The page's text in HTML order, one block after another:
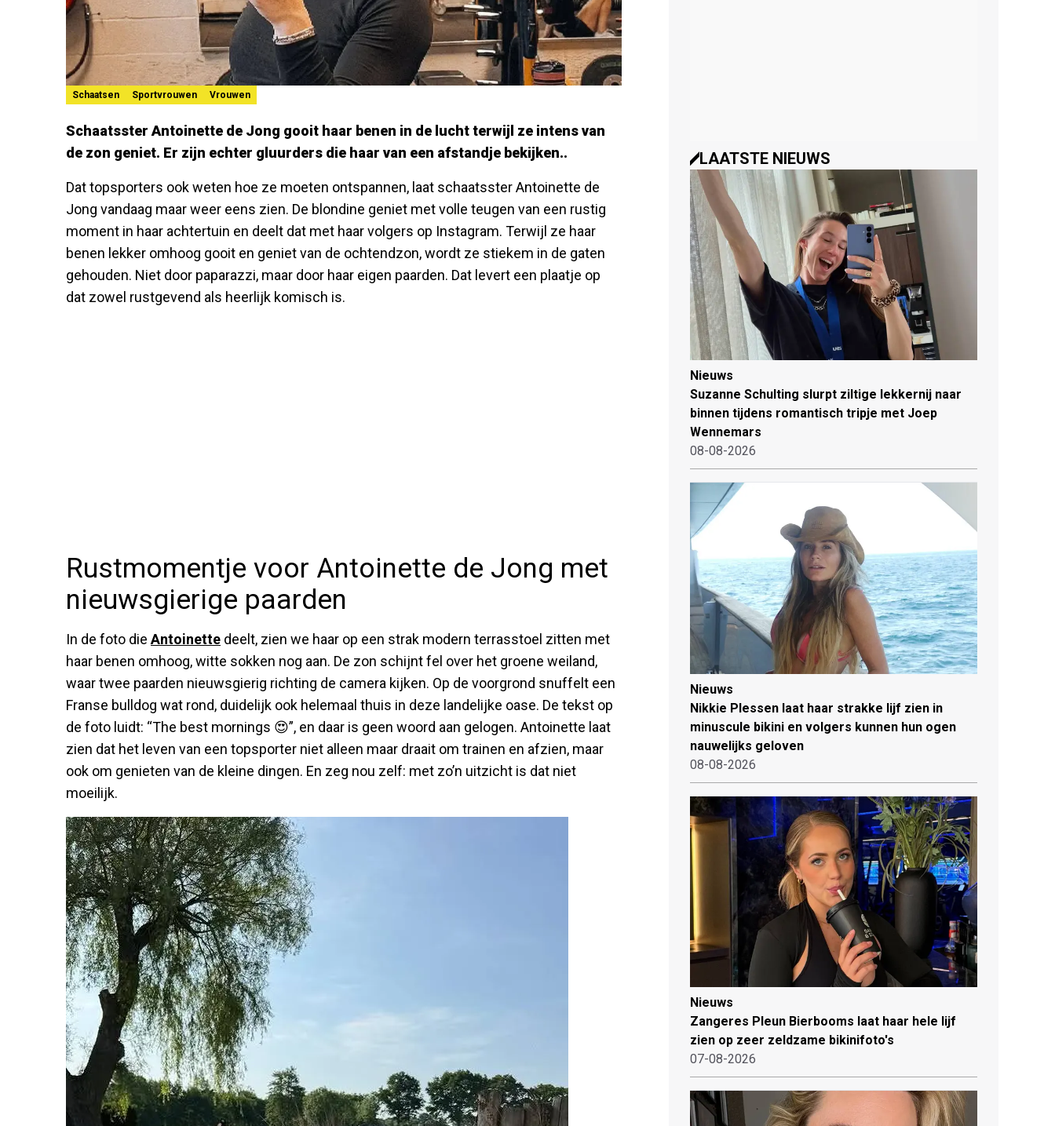
Schaatsen Sportvrouwen Vrouwen
Schaatsster Antoinette de Jong gooit haar benen in de lucht terwijl ze intens van
de zon geniet. Er zijn echter gluurders die haar van een afstandje bekijken..
Dat topsporters ook weten hoe ze moeten ontspannen, laat schaatsster Antoinette de
Jong vandaag maar weer eens zien. De blondine geniet met volle teugen van een rustig
moment in haar achtertuin en deelt dat met haar volgers op Instagram. Terwijl ze haar
benen lekker omhoog gooit en geniet van de ochtendzon, wordt ze stiekem in de gaten
gehouden. Niet door paparazzi, maar door haar eigen paarden. Dat levert een plaatje op
dat zowel rustgevend als heerlijk komisch is.
Rustmomentje voor Antoinette de Jong met
nieuwsgierige paarden
In de foto die Antoinette deelt, zien we haar op een strak modern terrasstoel zitten met
haar benen omhoog, witte sokken nog aan. De zon schijnt fel over het groene weiland,
waar twee paarden nieuwsgierig richting de camera kijken. Op de voorgrond snuffelt een
Franse bulldog wat rond, duidelijk ook helemaal thuis in deze landelijke oase. De tekst op
de foto luidt: “The best mornings 😍”, en daar is geen woord aan gelogen. Antoinette laat
zien dat het leven van een topsporter niet alleen maar draait om trainen en afzien, maar
ook om genieten van de kleine dingen. En zeg nou zelf: met zo’n uitzicht is dat niet
moeilijk.
LAATSTE NIEUWS
Nieuws
Suzanne Schulting slurpt ziltige lekkernij naar
binnen tijdens romantisch tripje met Joep
Wennemars
08-08-2026
Nieuws
Nikkie Plessen laat haar strakke lijf zien in
minuscule bikini en volgers kunnen hun ogen
nauwelijks geloven
08-08-2026
Nieuws
Zangeres Pleun Bierbooms laat haar hele lijf
zien op zeer zeldzame bikinifoto's
07-08-2026